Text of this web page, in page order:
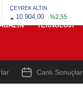
ÇEYREK ALTIN
10.904,00 %2,55
TEKNOLOJI
Canlı Sonuçlar